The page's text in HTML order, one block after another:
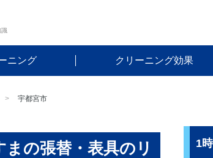
ニング クリーニング効果
宇都宮市
の張替・表具のリ
1